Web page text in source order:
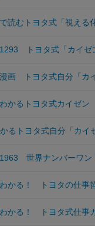
読むトヨタ式「視える
トヨタ式「カイゼ
画 トヨタ式自分「カ
かるトヨタ式カイゼン
るトヨタ式自分「カイ
世界ナンバーワン
かる！ トヨタの仕事
かる！ トヨタ式仕事